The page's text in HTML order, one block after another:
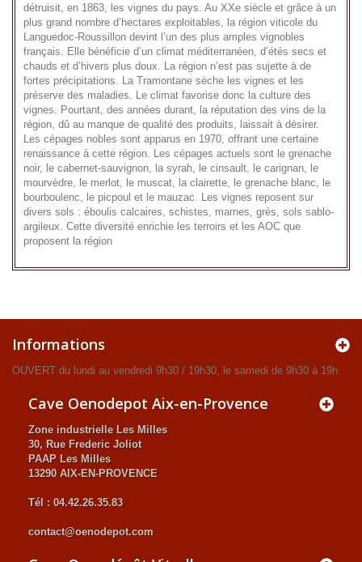
détruisit, en 1863, les vignes du pays. Au XXe siècle et grâce à un
plus grand nombre d’hectares exploitables, la région viticole du
Languedoc-Roussillon devint l’un des plus amples vignobles
français. Elle bénéficie d’un climat méditerranéen, d’étés secs et
chauds et d’hivers plus doux. La région n’est pas sujette à de
fortes précipitations. La Tramontane sèche les vignes et les
préserve des maladies. Le climat favorise donc la culture des
vignes. Pourtant, des années durant, la réputation des vins de la
région, dû au manque de qualité des produits, laissait à désirer.
Les cépages nobles sont apparus en 1970, offrant une certaine
renaissance à cette région. Les cépages actuels sont le grenache
noir, le cabernet-sauvignon, la syrah, le cinsault, le carignan, le
mourvèdre, le merlot, le muscat, la clairette, le grenache blanc, le
bourboulenc, le picpoul et le mauzac. Les vignes reposent sur
divers sols : éboulis calcaires, schistes, marnes, grès, sols sablo-
argileux. Cette diversité enrichie les terroirs et les AOC que
proposent la région
Informations
OUVERT du lundi au vendredi 9h30 / 19h30, le samedi de 9h30 à 19h
Cave Oenodepot Aix-en-Provence
Zone industrielle Les Milles
30, Rue Frederic Joliot
PAAP Les Milles
13290 AIX-EN-PROVENCE
Tél : 04.42.26.35.83
contact@oenodepot.com